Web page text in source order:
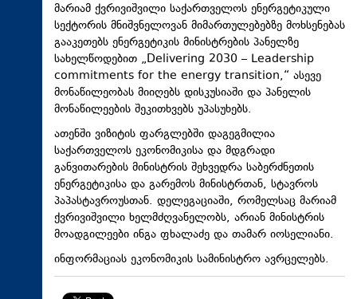
მარიამ ქვრივიშვილი საქართველოს ენერგეტიკული
სექტორის მნიშვნელოვან მიმართულებებზე მოხსენებას
გააკეთებს ენერგეტიკის მინისტრების პანელზე
სახელწოდებით „Delivering 2030 – Leadership
commitments for the energy transition,“ ასევე
მონაწილეობას მიიღებს დისკუსიაში და პანელის
მონაწილეების შეკითხვებს უპასუხებს.
ათენში ვიზიტის ფარგლებში დაგეგმილია
საქართველოს ეკონომიკისა და მდგრადი
განვითარების მინისტრის შეხვედრა საბერძნეთის
ენერგეტიკისა და გარემოს მინისტრთან, სტავროს
პაპასტავროუსთან. დელეგაციაში, რომელსაც მარიამ
ქვრივიშვილი ხელმძღვანელობს, არიან მინისტრის
მოადგილეები ინგა ფხალაძე და თამარ იოსელიანი.
ინფორმაციას ეკონომიკის სამინისტრო ავრცელებს.